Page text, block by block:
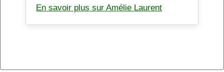
En savoir plus sur Amélie Laurent